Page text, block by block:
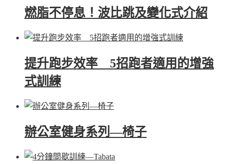
燃脂不停息！波比跳及變化式介紹
提升跑步效率 5招跑者適用的增強
式訓練
辦公室健身系列—椅子